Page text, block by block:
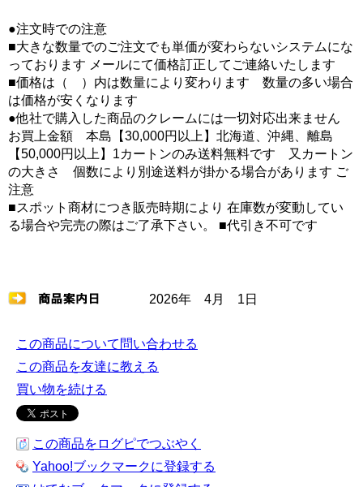
●注文時での注意
■大きな数量でのご注文でも単価が変わらないシステムにな
っております メールにて価格訂正してご連絡いたします
■価格は（ ）内は数量により変わります 数量の多い場合
は価格が安くなります
●他社で購入した商品のクレームには一切対応出来ません
お買上金額 本島【30,000円以上】北海道、沖縄、離島
【50,000円以上】1カートンのみ送料無料です 又カートン
の大きさ 個数により別途送料が掛かる場合があります ご
注意
■スポット商材につき販売時期により 在庫数が変動してい
る場合や完売の際はご了承下さい。 ■代引き不可です
2026年 4月 1日
この商品について問い合わせる
この商品を友達に教える
買い物を続ける
この商品をログピでつぶやく
Yahoo!ブックマークに登録する